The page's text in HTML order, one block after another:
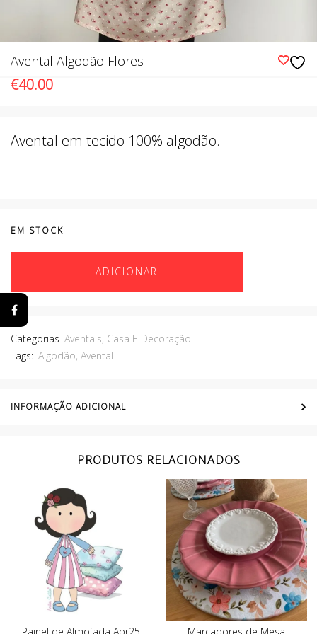
Avental Algodão Flores
€40.00
Avental em tecido 100% algodão.
EM STOCK
ADICIONAR
Categorias Aventais, Casa E Decoração
Tags: Algodão, Avental
INFORMAÇÃO ADICIONAL
PRODUTOS RELACIONADOS